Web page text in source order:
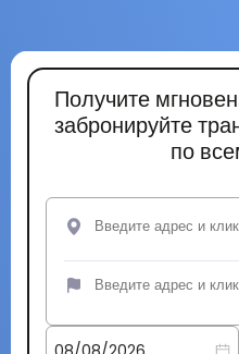
Получите
забронируйте
по